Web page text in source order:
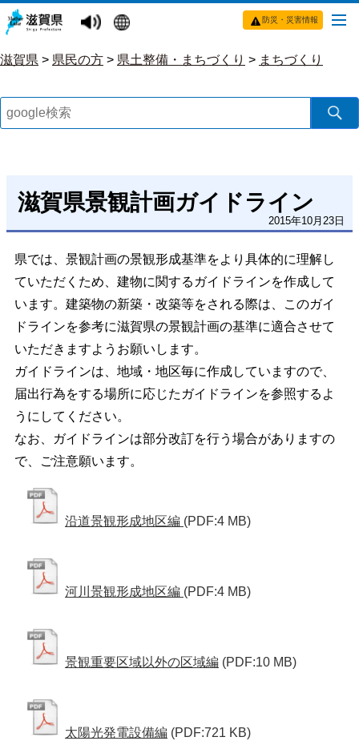
防災・災害情報
滋賀県 > 県民の方 > 県土整備・まちづくり > まちづくり
滋賀県景観計画ガイドライン
2015年10月23日
県では、景観計画の景観形成基準をより具体的に理解し
ていただくため、建物に関するガイドラインを作成して
います。建築物の新築・改築等をされる際は、このガイ
ドラインを参考に滋賀県の景観計画の基準に適合させて
いただきますようお願いします。
ガイドラインは、地域・地区毎に作成していますので、
届出行為をする場所に応じたガイドラインを参照するよ
うにしてください。
なお、ガイドラインは部分改訂を行う場合がありますの
で、ご注意願います。
沿道景観形成地区編 (PDF:4 MB)
河川景観形成地区編 (PDF:4 MB)
景観重要区域以外の区域編 (PDF:10 MB)
太陽光発電設備編 (PDF:721 KB)